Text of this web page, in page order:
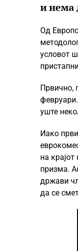
и нема
Од
условот
Првично,
уште
Иако
на
призма.
држави
да се